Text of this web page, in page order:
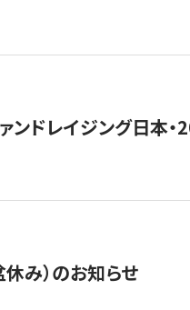
ァンドレイジング日本
み）のお知らせ